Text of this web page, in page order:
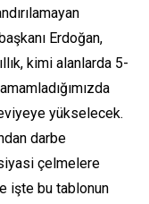
Erdoğan,
kimi alanlarda 5-
yükselecek.
darbe
çelmelere
işte bu tablonun